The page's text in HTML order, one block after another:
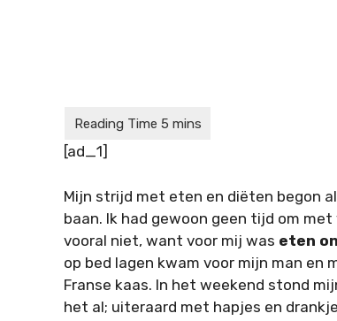
[ad_1]
Mijn strijd met eten en diëten begon
baan. Ik had gewoon geen tijd om
vooral niet, want voor mij was eten
op bed lagen kwam voor mijn man en
Franse kaas. In het weekend stond
het al; uiteraard met hapjes en